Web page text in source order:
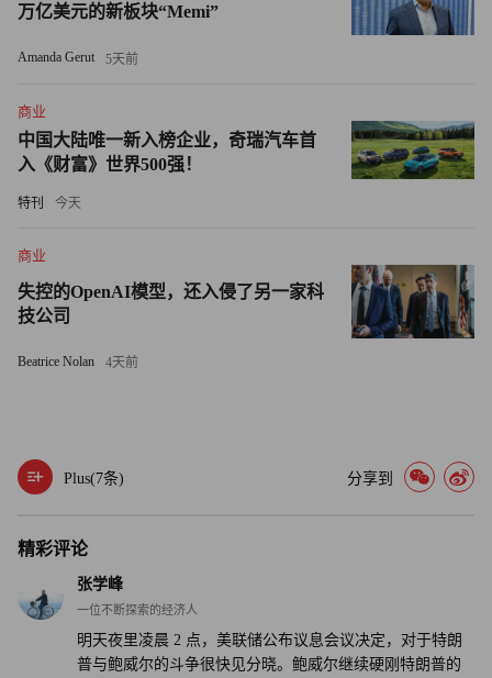
网）
审校：汪皓
万亿美元的新板块“Memi”
Amanda Gerut 5天前
商业
中国大陆唯一新入榜企业，奇瑞汽车首
入《财富》世界500强！
特刊 今天
商业
失控的OpenAI模型，还入侵了另一家科
技公司
Beatrice Nolan 4天前
Plus(7条) 分享到
精彩评论
张学峰
一位不断探索的经济人
明天夜里凌晨 2 点，美联储公布议息会议决定，对于特朗
普与鲍威尔的斗争很快见分晓。鲍威尔继续硬刚特朗普的